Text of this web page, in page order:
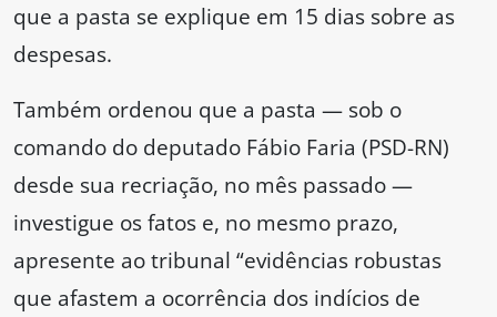
que a pasta se explique em 15 dias sobre as
despesas.
Também ordenou que a pasta — sob o
comando do deputado Fábio Faria (PSD-RN)
desde sua recriação, no mês passado —
investigue os fatos e, no mesmo prazo,
apresente ao tribunal “evidências robustas
que afastem a ocorrência dos indícios de